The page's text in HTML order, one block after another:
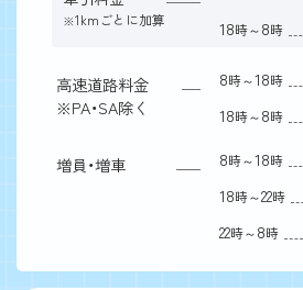
※1kmごとに加算 18時～8時
高速道路料金
※PA・SA除く
8時～18時
18時～8時
増員・増車 8時～18時
18時～22時
22時～8時